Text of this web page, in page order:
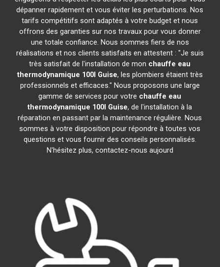
dépanner rapidement et vous éviter les perturbations. Nos
tarifs compétitifs sont adaptés à votre budget et nous
offrons des garanties sur nos travaux pour vous donner
une totale confiance. Nous sommes fiers de nos
réalisations et nos clients satisfaits en attestent : "Je suis
très satisfait de l'installation de mon chauffe eau
thermodynamique 100l Guise, les plombiers étaient très
professionnels et efficaces." Nous proposons une large
gamme de services pour votre chauffe eau
thermodynamique 100l Guise, de l'installation à la
réparation en passant par la maintenance régulière. Nous
sommes à votre disposition pour répondre à toutes vos
questions et vous fournir des conseils personnalisés.
N'hésitez plus, contactez-nous aujourd